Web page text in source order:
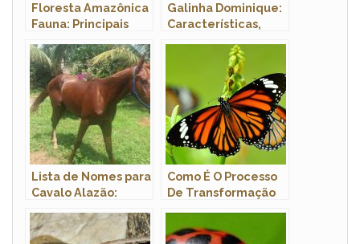
Floresta Amazônica
Fauna: Principais
Galinha Dominique:
Características,
Lista de Nomes para
Cavalo Alazão:
Feminino
Como É O Processo
De Transformação